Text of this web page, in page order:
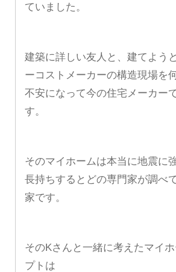
ていました。
建築に詳しい友人と、建てよう
ーコストメーカーの構造現場を
不安になって今の住宅メーカー
す。
そのマイホームは本当に地震に
長持ちするとどの専門家が調べ
家です。
そのKさんと一緒に考えたマイ
プトは